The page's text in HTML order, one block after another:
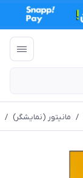
/ مانیتور (نمایشگر) /